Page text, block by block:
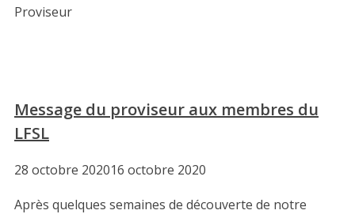
Proviseur
Message du proviseur aux membres du
LFSL
28 octobre 202016 octobre 2020
Après quelques semaines de découverte de notre